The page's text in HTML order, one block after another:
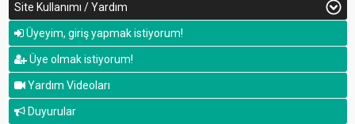
Site Kullanımı / Yardım
Üyeyim, giriş yapmak istiyorum!
Üye olmak istiyorum!
Yardım Videoları
Duyurular